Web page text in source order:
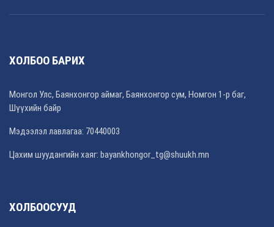
ХОЛБОО БАРИХ
Монгол Улс, Баянхонгор аймаг, Баянхонгор сум, Номгон 1-р баг,
Шүүхийн байр
Мэдээлэл лавлагаа: 70440003
Цахим шуудангийн хаяг: bayankhongor_tg@shuukh.mn
ХОЛБООСУУД